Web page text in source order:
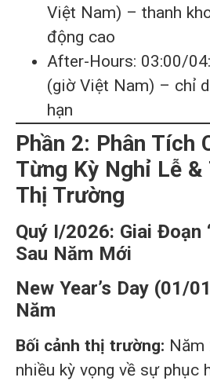
Việt Nam) – thanh
động cao
After-Hours: 03:00/
(giờ Việt Nam) – chỉ
hạn
Phần 2: Phân Tích
Từng Kỳ Nghỉ Lễ &
Thị Trường
Quý I/2026: Giai Đoạn
Sau Năm Mới
New Year’s Day (01/
Năm
Bối cảnh thị trường: Năm
nhiều kỳ vọng về sự phục